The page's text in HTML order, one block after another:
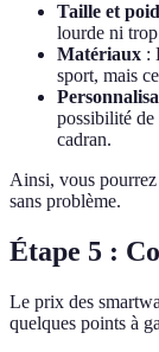
Taille et
lourde ni
Matériaux :
sport, mais
possibilité de
cadran.
Ainsi, vous
sans problème.
Étape 5 :
Le prix des
quelques points à